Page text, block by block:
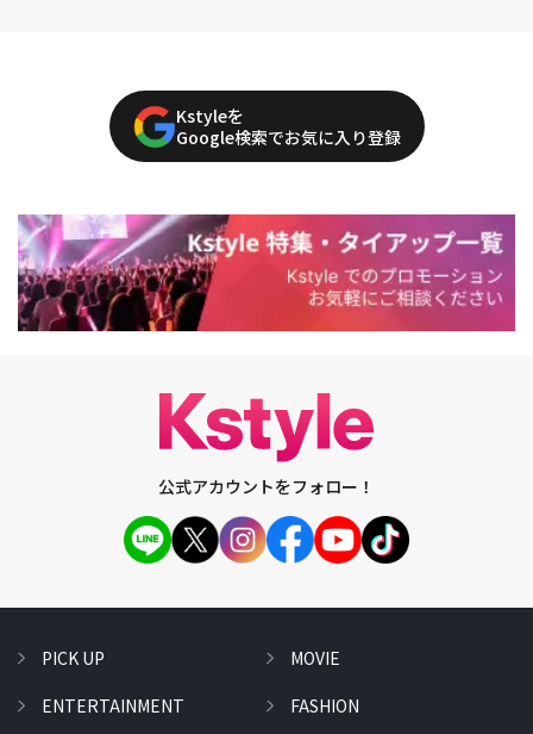
Kstyleを
Google検索でお気に入り登録
公式アカウントをフォロー！
PICK UP
ENTERTAINMENT
MOVIE
FASHION